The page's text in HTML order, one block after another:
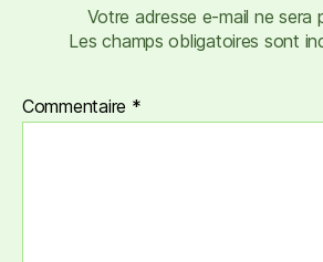
Votre adresse e-mail ne sera
Les champs obligatoires sont
Commentaire *